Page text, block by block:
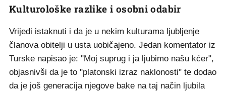
Kulturološke razlike i osobni odabir
Vrijedi istaknuti i da je u nekim kulturama ljubljenje
članova obitelji u usta uobičajeno. Jedan komentator iz
Turske napisao je: "Moj suprug i ja ljubimo našu kćer",
objasnivši da je to "platonski izraz naklonosti" te dodao
da je još generacija njegove bake na taj način ljubila